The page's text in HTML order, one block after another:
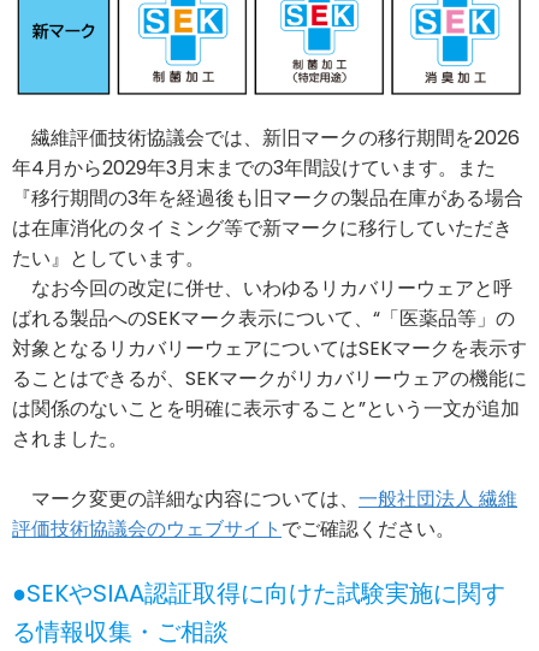
繊維評価技術協議会では、新旧マークの移行期間を2026
年4月から2029年3月末までの3年間設けています。また
『移行期間の3年を経過後も旧マークの製品在庫がある場合
は在庫消化のタイミング等で新マークに移行していただき
たい』としています。
なお今回の改定に併せ、いわゆるリカバリーウェアと呼
ばれる製品へのSEKマーク表示について、“「医薬品等」の
対象となるリカバリーウェアについてはSEKマークを表示す
ることはできるが、SEKマークがリカバリーウェアの機能に
は関係のないことを明確に表示すること”という一文が追加
されました。
マーク変更の詳細な内容については、 一般社団法人 繊維
評価技術協議会のウェブサイト でご確認ください。
●SEKやSIAA認証取得に向けた試験実施に関す
る情報収集・ご相談